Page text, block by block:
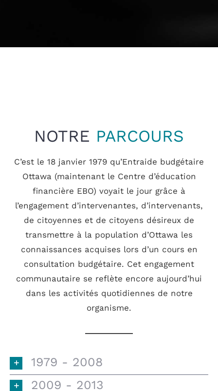
NOTRE PARCOURS
C’est le 18 janvier 1979 qu’Entraide budgétaire
Ottawa (maintenant le Centre d’éducation
financière EBO) voyait le jour grâce à
l’engagement d’intervenantes, d’intervenants,
de citoyennes et de citoyens désireux de
transmettre à la population d’Ottawa les
connaissances acquises lors d’un cours en
consultation budgétaire. Cet engagement
communautaire se reflète encore aujourd’hui
dans les activités quotidiennes de notre
organisme.
1979 - 2008
2009 - 2013